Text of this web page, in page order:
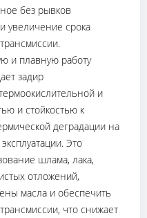
без рывков
увеличение срока
и плавную работу
задир
и
и стойкостью к
деградации на
Это
шлама, лака,
отложений,
масла и обеспечить
что снижает